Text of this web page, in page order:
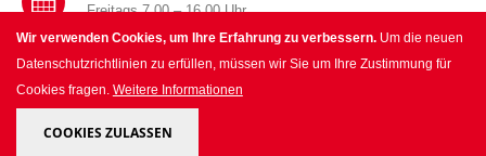
Wir verwenden Cookies, um Ihre Erfahrung zu verbessern. Um die neuen
Datenschutzrichtlinien zu erfüllen, müssen wir Sie um Ihre Zustimmung für
Cookies fragen. Weitere Informationen
COOKIES ZULASSEN
Freitags 7.00 – 16.00 Uhr